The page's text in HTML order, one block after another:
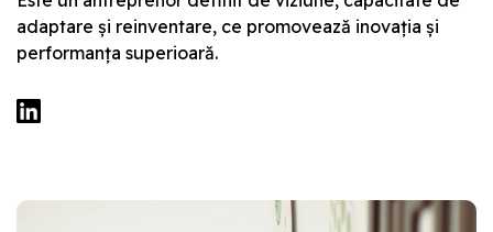
adaptare și reinventare, ce promovează inovația și
performanța superioară.